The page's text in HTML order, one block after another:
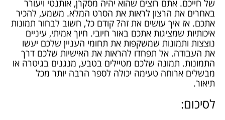
של חייכם. אתם רוצים שהוא יהיה מסקרן, אותנטי ויעורר
באחרים את הרצון לראות את הסרט המלא. משמע, להכיר
אתכם. אז איך עושים את זה? קודם כל, חשוב לבחור תמונות
איכותיות שמציגות אתכם באור חיובי. חיוך אמיתי, עיניים
נוצצות ותמונות שמשקפות את תחומי העניין שלכם יעשו
את העבודה. אל תפחדו להראות את האישיות שלכם דרך
התמונות. תמונה שלכם מטיילים בטבע, מנגנים בגיטרה או
מבשלים ארוחה טעימה יכולה לספר הרבה יותר מכל
תיאור.
לסיכום: